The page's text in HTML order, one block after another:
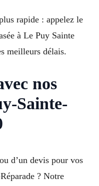
rapide : appelez le
à Le Puy Sainte
meilleurs délais.
nos
Sainte-
d’un devis pour vos
? Notre